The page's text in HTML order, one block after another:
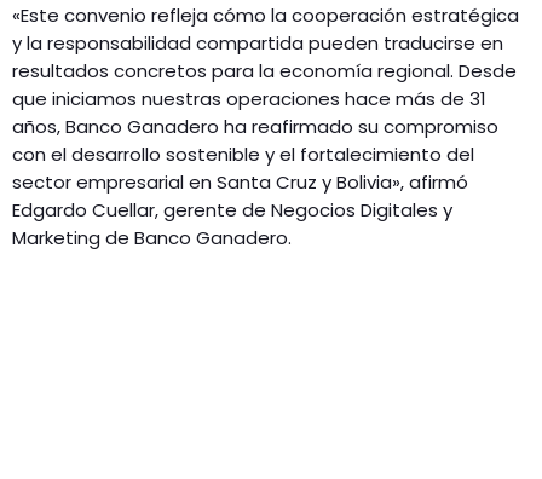
«Este convenio refleja cómo la cooperación estratégica
y la responsabilidad compartida pueden traducirse en
resultados concretos para la economía regional. Desde
que iniciamos nuestras operaciones hace más de 31
años, Banco Ganadero ha reafirmado su compromiso
con el desarrollo sostenible y el fortalecimiento del
sector empresarial en Santa Cruz y Bolivia», afirmó
Edgardo Cuellar, gerente de Negocios Digitales y
Marketing de Banco Ganadero.